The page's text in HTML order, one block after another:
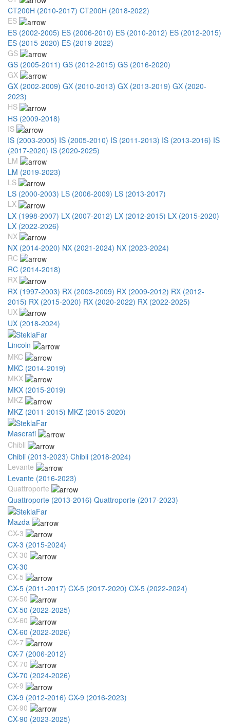
CT200H (2010-2017) CT200H (2018-2022)
ES
ES (2002-2005) ES (2006-2010) ES (2010-2012) ES (2012-2015)
ES (2015-2020) ES (2019-2022)
GS
GS (2005-2011) GS (2012-2015) GS (2016-2020)
GX
GX (2002-2009) GX (2010-2013) GX (2013-2019) GX (2020-
2023)
HS
HS (2009-2018)
IS
IS (2003-2005) IS (2005-2010) IS (2011-2013) IS (2013-2016) IS
(2017-2020) IS (2020-2025)
LM
LM (2019-2023)
LS
LS (2000-2003) LS (2006-2009) LS (2013-2017)
LX
LX (1998-2007) LX (2007-2012) LX (2012-2015) LX (2015-2020)
LX (2022-2026)
NX
NX (2014-2020) NX (2021-2024) NX (2023-2024)
RC
RC (2014-2018)
RX
RX (1997-2003) RX (2003-2009) RX (2009-2012) RX (2012-
2015) RX (2015-2020) RX (2020-2022) RX (2022-2025)
UX
UX (2018-2024)
Lincoln
MKC
MKC (2014-2019)
MKX
MKX (2015-2019)
MKZ
MKZ (2011-2015) MKZ (2015-2020)
Maserati
Chibli
Chibli (2013-2023) Chibli (2018-2024)
Levante
Levante (2016-2023)
Quattroporte
Quattroporte (2013-2016) Quattroporte (2017-2023)
Mazda
CX-3
CX-3 (2015-2024)
CX-30
CX-30
CX-5
CX-5 (2011-2017) CX-5 (2017-2020) CX-5 (2022-2024)
CX-50
CX-50 (2022-2025)
CX-60
CX-60 (2022-2026)
CX-7
CX-7 (2006-2012)
CX-70
CX-70 (2024-2026)
CX-9
CX-9 (2012-2016) CX-9 (2016-2023)
CX-90
CX-90 (2023-2025)